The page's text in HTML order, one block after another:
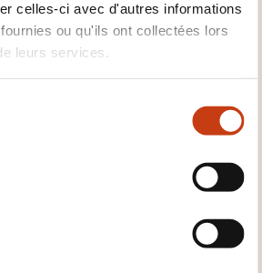
celles-ci avec d'autres informations
ou qu'ils ont collectées lors
leurs services.
24